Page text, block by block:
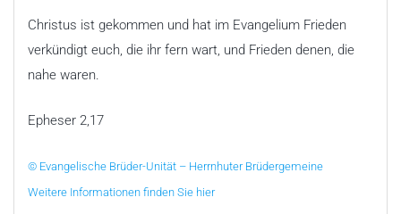
Christus ist gekommen und hat im Evangelium Frieden
verkündigt euch, die ihr fern wart, und Frieden denen, die
nahe waren.
Epheser 2,17
© Evangelische Brüder-Unität – Herrnhuter Brüdergemeine
Weitere Informationen finden Sie hier